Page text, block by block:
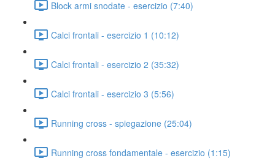
Block armi snodate - esercizio (7:40)
Calci frontali - esercizio 1 (10:12)
Calci frontali - esercizio 2 (35:32)
Calci frontali - esercizio 3 (5:56)
Running cross - spiegazione (25:04)
Running cross fondamentale - esercizio (1:15)